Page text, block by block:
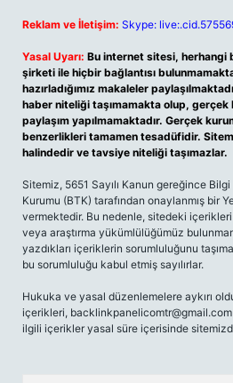
Reklam ve İletişim: Skype:
Yasal Uyarı: Bu internet sitesi, herhangi
şirketi ile hiçbir bağlantısı
hazırladığımız makaleler
haber niteliği taşımamakta olup, gerçek
paylaşım yapılmamaktadır. Gerçek
benzerlikleri tamamen tesadüfidir.
halindedir ve tavsiye niteliği taşımazlar.
Sitemiz, 5651 Sayılı Kanun gereğince
Kurumu (BTK) tarafından onaylanmış bir
vermektedir. Bu nedenle, sitedeki
veya araştırma yükümlülüğümüz
yazdıkları içeriklerin sorumluluğunu
bu sorumluluğu kabul etmiş sayılırlar.
Hukuka ve yasal düzenlemelere aykırı
içerikleri, backlinkpanelicomtr@gmail.com
ilgili içerikler yasal süre içerisinde